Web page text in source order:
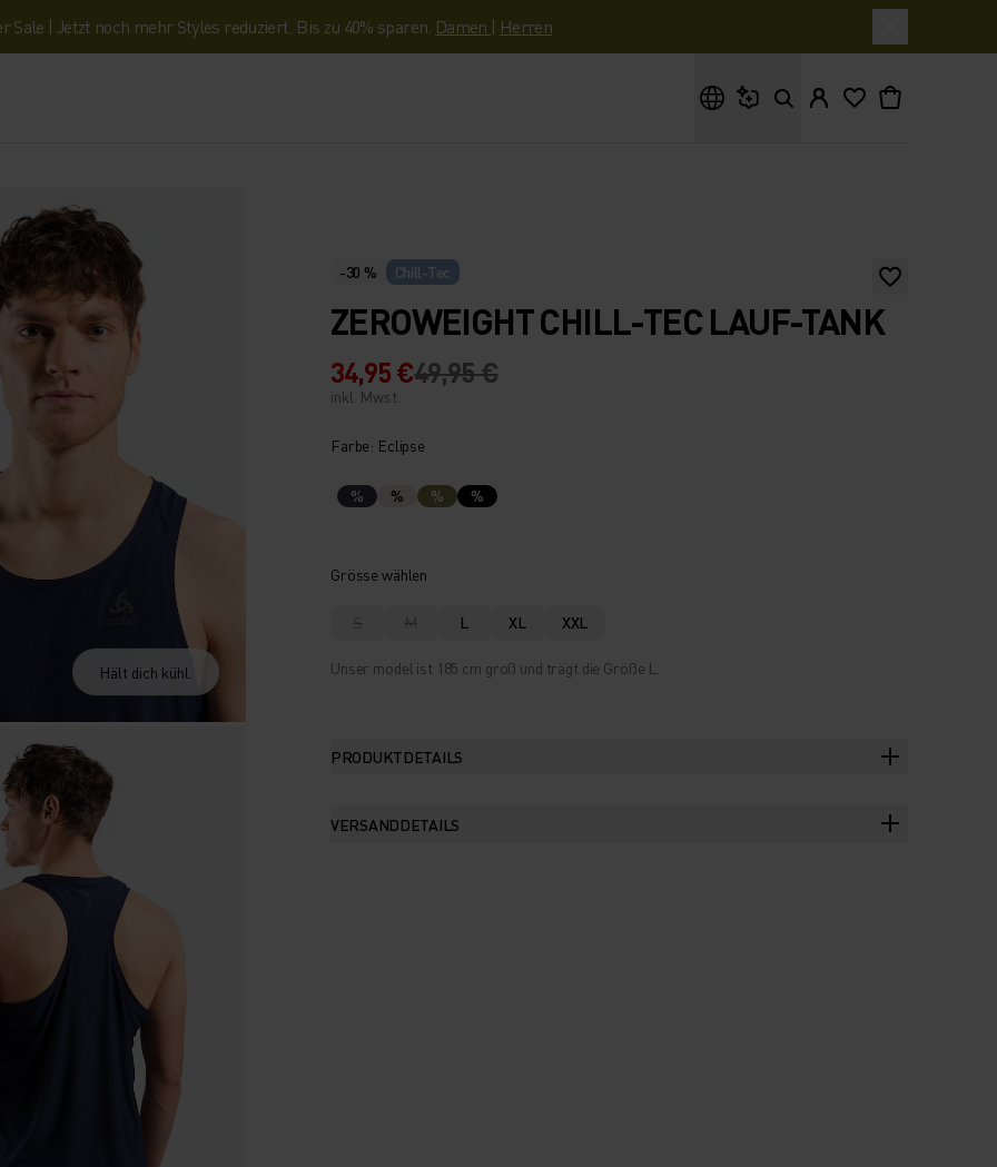
Sale | Jetzt noch mehr Styles reduziert. Bis zu 40% sparen. Damen | Herren
Hält dich kühl.
-30 % Chill-Tec
ZEROWEIGHT CHILL-TEC LAUF-TANK
34,95 €49,95 €
inkl. Mwst.
Farbe: Eclipse
% % % %
Grösse wählen
S M L XL XXL
Unser model ist 185 cm groß und trägt die Größe L.
PRODUKTDETAILS
VERSANDDETAILS